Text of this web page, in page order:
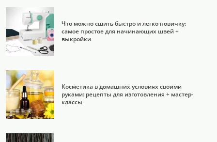
Что можно сшить быстро и легко новичку:
самое простое для начинающих швей +
выкройки
Косметика в домашних условиях своими
руками: рецепты для изготовления + мастер-
классы